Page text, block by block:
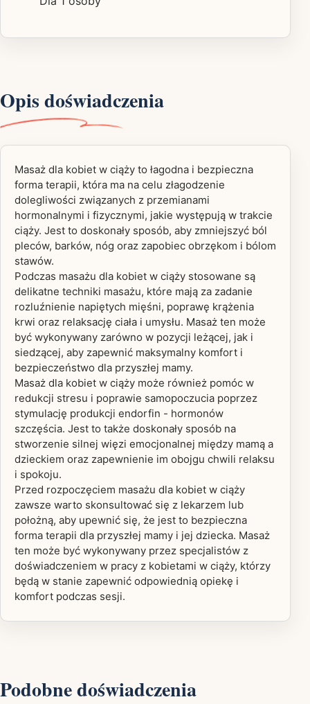
Opis doświadczenia
Masaż dla kobiet w ciąży to łagodna i bezpieczna
forma terapii, która ma na celu złagodzenie
dolegliwości związanych z przemianami
hormonalnymi i fizycznymi, jakie występują w trakcie
ciąży. Jest to doskonały sposób, aby zmniejszyć ból
pleców, barków, nóg oraz zapobiec obrzękom i bólom
stawów.
Podczas masażu dla kobiet w ciąży stosowane są
delikatne techniki masażu, które mają za zadanie
rozluźnienie napiętych mięśni, poprawę krążenia
krwi oraz relaksację ciała i umysłu. Masaż ten może
być wykonywany zarówno w pozycji leżącej, jak i
siedzącej, aby zapewnić maksymalny komfort i
bezpieczeństwo dla przyszłej mamy.
Masaż dla kobiet w ciąży może również pomóc w
redukcji stresu i poprawie samopoczucia poprzez
stymulację produkcji endorfin - hormonów
szczęścia. Jest to także doskonały sposób na
stworzenie silnej więzi emocjonalnej między mamą a
dzieckiem oraz zapewnienie im obojgu chwili relaksu
i spokoju.
Przed rozpoczęciem masażu dla kobiet w ciąży
zawsze warto skonsultować się z lekarzem lub
położną, aby upewnić się, że jest to bezpieczna
forma terapii dla przyszłej mamy i jej dziecka. Masaż
ten może być wykonywany przez specjalistów z
doświadczeniem w pracy z kobietami w ciąży, którzy
będą w stanie zapewnić odpowiednią opiekę i
komfort podczas sesji.
Podobne doświadczenia